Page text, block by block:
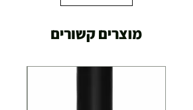
מוצרים קשורים